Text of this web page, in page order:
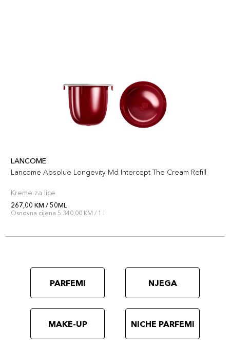
LANCOME
Lancome Absolue Longevity Md Intercept The Cream Refill
Kreme za lice
267,00 KM / 50ML
Osnovna cijena 5.340,00 KM / 1 l
PARFEMI NJEGA
MAKE-UP NICHE PARFEMI